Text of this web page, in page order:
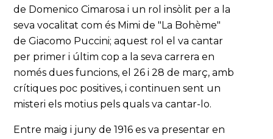
de Domenico Cimarosa i un rol insòlit per a la
seva vocalitat com és Mimi de "La Bohème"
de Giacomo Puccini; aquest rol el va cantar
per primer i últim cop a la seva carrera en
només dues funcions, el 26 i 28 de març, amb
crítiques poc positives, i continuen sent un
misteri els motius pels quals va cantar-lo.
Entre maig i juny de 1916 es va presentar en